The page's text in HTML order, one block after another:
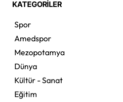
KATEGORİLER
Spor
Amedspor
Mezopotamya
Dünya
Kültür - Sanat
Eğitim